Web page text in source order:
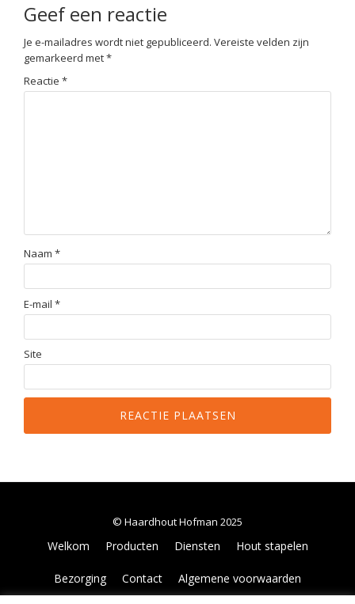
Geef een reactie
Je e-mailadres wordt niet gepubliceerd. Vereiste velden zijn
gemarkeerd met*
Reactie *
Naam *
E-mail *
Site
© Haardhout Hofman 2025
Secondair
Menu
Welkom Producten Diensten Hout stapelen
Bezorging Contact Algemene voorwaarden